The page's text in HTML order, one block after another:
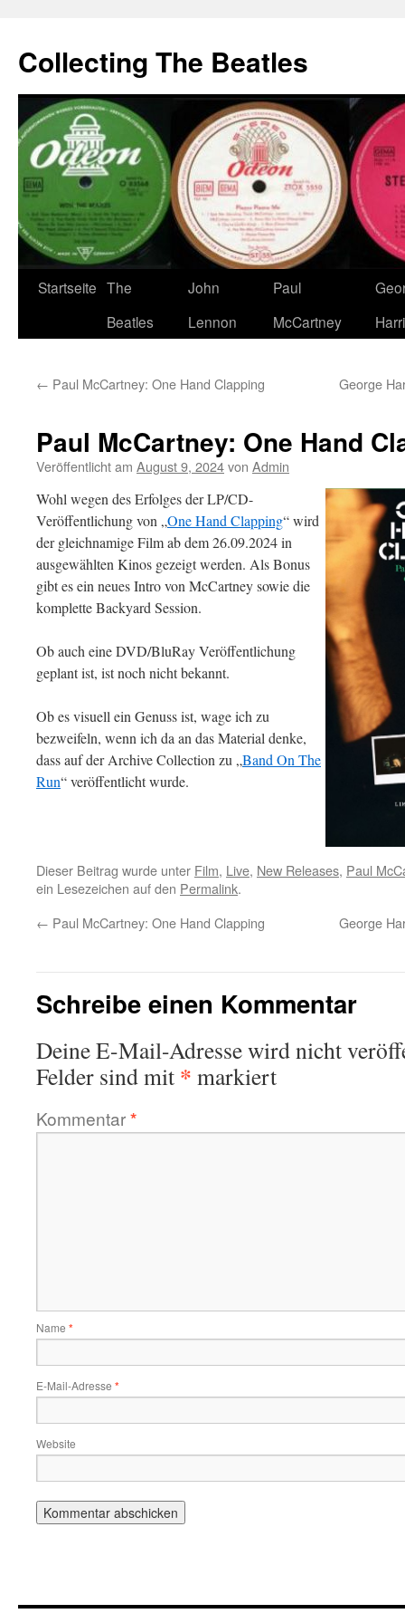
springen
Collecting The Beatles
Startseite The
Beatles
John
Lennon
Paul
McCartney
← Paul McCartney: One Hand Clapping George
Paul McCartney: One Hand
Veröffentlicht am August 9, 2024von Admin
Wohl wegen des Erfolges der LP/CD-
Veröffentlichung von „One Hand Clapping“ wird
der gleichnamige Film ab dem 26.09.2024 in
ausgewählten Kinos gezeigt werden. Als Bonus
gibt es ein neues Intro von McCartney sowie die
komplette Backyard Session.
Ob auch eine DVD/BluRay Veröffentlichung
geplant ist, ist noch nicht bekannt.
Ob es visuell ein Genuss ist, wage ich zu
bezweifeln, wenn ich da an das Material denke,
dass auf der Archive Collection zu „Band On The
Run“ veröffentlicht wurde.
Dieser Beitrag wurde unter Film, Live, New Releases, Paul
ein Lesezeichen auf den Permalink.
← Paul McCartney: One Hand Clapping George
Schreibe einen Kommentar
Deine E-Mail-Adresse wird nicht
Felder sind mit * markiert
Kommentar*
Name *
E-Mail-Adresse *
Website